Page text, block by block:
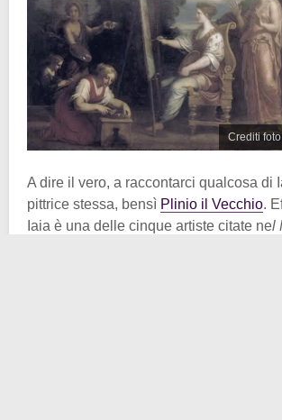
Crediti
A dire il vero, a raccontarci qualcosa di
pittrice stessa, bensì Plinio il Vecchio.
Iaia è una delle cinque artiste citate nel